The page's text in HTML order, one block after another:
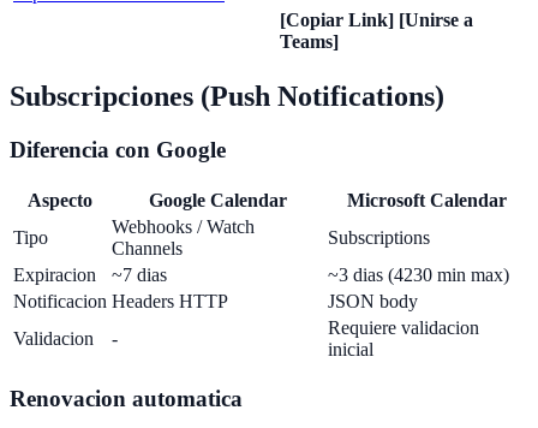
[Copiar Link] [Unirse a
Teams]
Subscripciones (Push Notifications)
Diferencia con Google
Aspecto Google Calendar
Microsoft Calendar
Tipo
Webhooks / Watch
Channels
Subscriptions
Expiracion
~7 dias
~3 dias (4230 min max)
Notificacion Headers HTTP
JSON body
Validacion
-
Requiere validacion
inicial
Renovacion automatica